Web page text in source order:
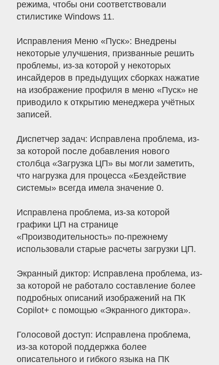
режима, чтобы они соответствовали
стилистике Windows 11.
Исправления Меню «Пуск»: Внедрены
некоторые улучшения, призванные решить
проблемы, из-за которой у некоторых
инсайдеров в предыдущих сборках нажатие
на изображение профиля в меню «Пуск» не
приводило к открытию менеджера учётных
записей.
Диспетчер задач: Исправлена проблема, из-
за которой после добавления нового
столбца «Загрузка ЦП» вы могли заметить,
что нагрузка для процесса «Бездействие
системы» всегда имела значение 0.
Исправлена проблема, из-за которой
графики ЦП на странице
«Производительность» по-прежнему
использовали старые расчеты загрузки ЦП.
Экранный диктор: Исправлена проблема, из-
за которой не работало составление более
подробных описаний изображений на ПК
Copilot+ с помощью «Экранного диктора».
Голосовой доступ: Исправлена проблема,
из-за которой поддержка более
описательного и гибкого языка на ПК